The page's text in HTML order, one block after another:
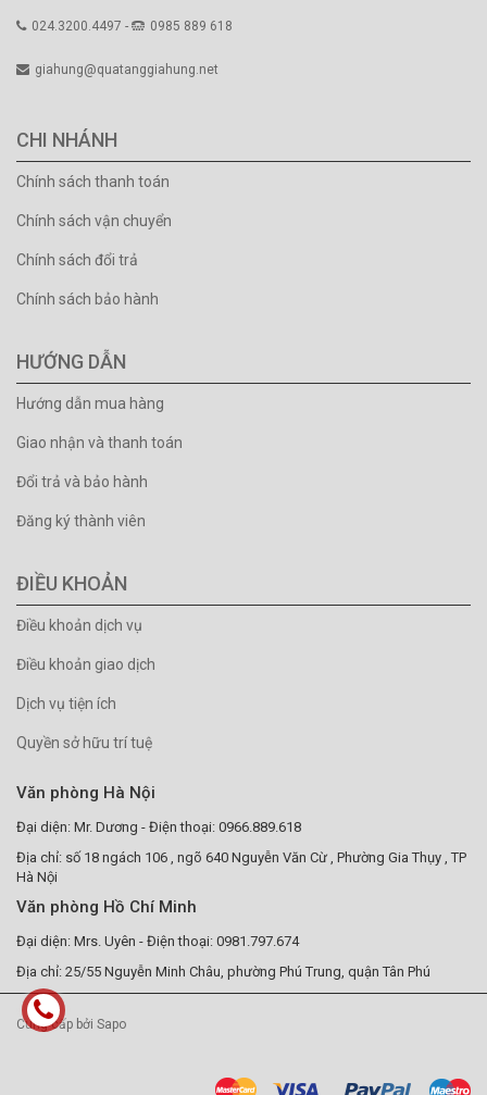
024.3200.4497 - 0985 889 618
giahung@quatanggiahung.net
CHI NHÁNH
Chính sách thanh toán
Chính sách vận chuyển
Chính sách đổi trả
Chính sách bảo hành
HƯỚNG DẪN
Hướng dẫn mua hàng
Giao nhận và thanh toán
Đổi trả và bảo hành
Đăng ký thành viên
ĐIỀU KHOẢN
Điều khoản dịch vụ
Điều khoản giao dịch
Dịch vụ tiện ích
Quyền sở hữu trí tuệ
Văn phòng Hà Nội
Đại diện: Mr. Dương - Điện thoại: 0966.889.618
Địa chỉ: số 18 ngách 106 , ngõ 640 Nguyễn Văn Cừ , Phường Gia Thụy , TP
Hà Nội
Văn phòng Hồ Chí Minh
Đại diện: Mrs. Uyên - Điện thoại: 0981.797.674
Địa chỉ: 25/55 Nguyễn Minh Châu, phường Phú Trung, quận Tân Phú
Cung cấp bởi Sapo